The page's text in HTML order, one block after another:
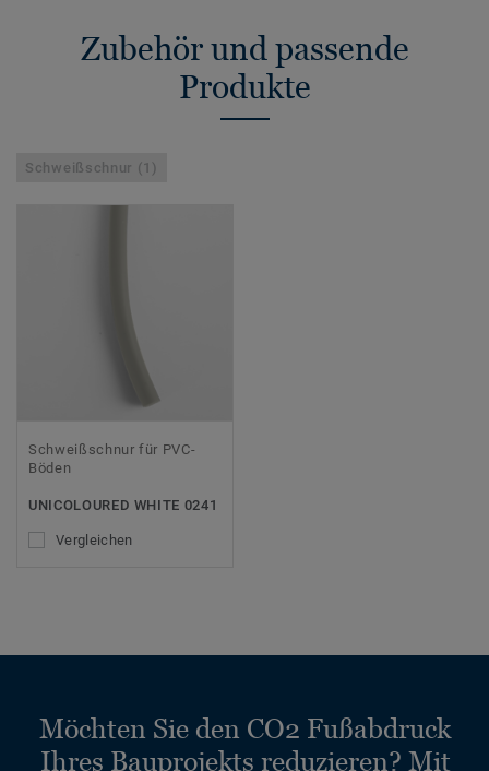
Zubehör und passende
Produkte
Schweißschnur (1)
Schweißschnur für PVC-
Böden
UNICOLOURED WHITE 0241
Vergleichen
Möchten Sie den CO2 Fußabdruck
Ihres Bauprojekts reduzieren? Mit